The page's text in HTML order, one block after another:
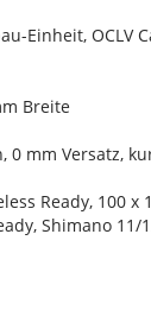
Einheit,
Breite
0 mm Versatz,
Ready, 100 x
Shimano